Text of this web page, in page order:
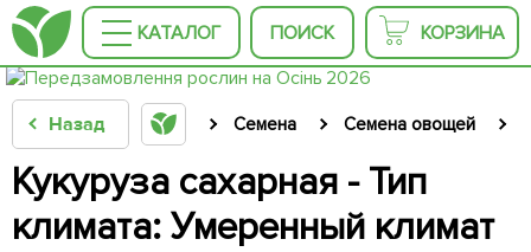
КАТАЛОГ ПОИСК КОРЗИНА
Назад Семена Семена овощей
Кукуруза сахарная - Тип
климата: Умеренный климат